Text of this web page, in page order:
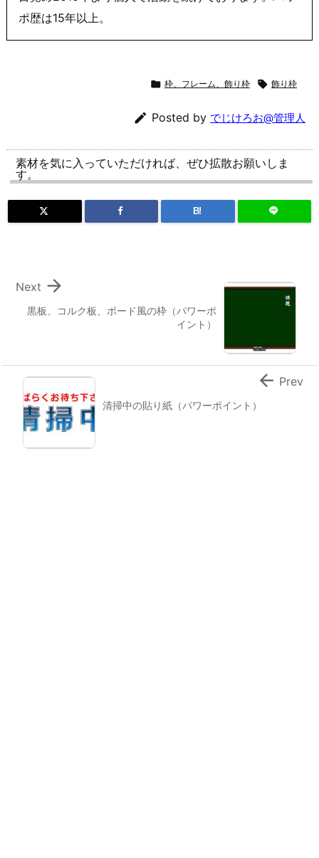
ポ歴は15年以上。
 枠、フレーム、飾り枠  飾り枠
 Posted by でじけろお@管理人
素材を気に入っていただければ、ぜひ拡散お願いしま
す。
B!
黒板、コルク板、ボード風の枠（パワーポ
イント）

Next
清掃中の貼り紙（パワーポイント）
 Prev